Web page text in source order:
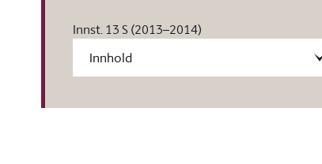
Innst. 13 S (2013–2014)